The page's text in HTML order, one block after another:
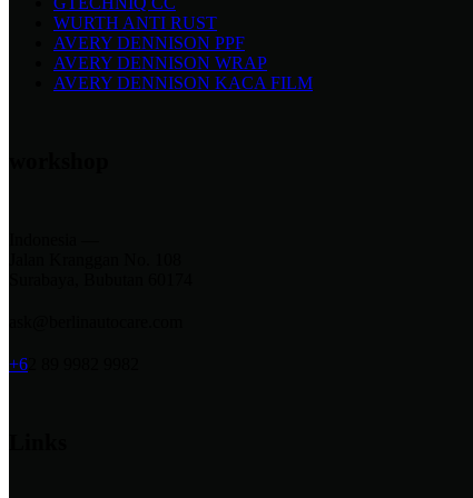
WURTH ANTI RUST
AVERY DENNISON PPF
AVERY DENNISON WRAP
AVERY DENNISON KACA FILM
+6